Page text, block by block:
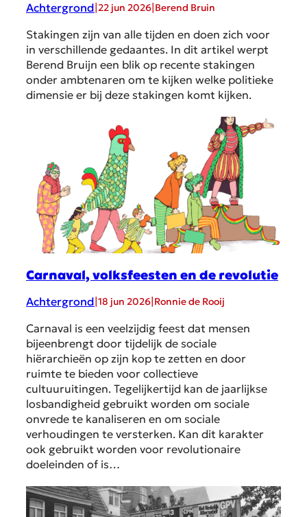
Achtergrond 22 jun 2026 Berend Bruin
Stakingen zijn van alle tijden en doen zich voor
in verschillende gedaantes. In dit artikel werpt
Berend Bruijn een blik op recente stakingen
onder ambtenaren om te kijken welke politieke
dimensie er bij deze stakingen komt kijken.
Carnaval, volksfeesten en de revolutie
Achtergrond 18 jun 2026 Ronnie de Rooij
Carnaval is een veelzijdig feest dat mensen
bijeenbrengt door tijdelijk de sociale
hiërarchieën op zijn kop te zetten en door
ruimte te bieden voor collectieve
cultuuruitingen. Tegelijkertijd kan de jaarlijkse
losbandigheid gebruikt worden om sociale
onvrede te kanaliseren en om sociale
verhoudingen te versterken. Kan dit karakter
ook gebruikt worden voor revolutionaire
doeleinden of is…